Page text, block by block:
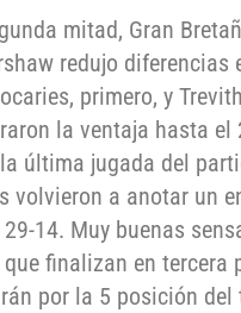
mitad, Gran
redujo diferencias
primero, y
la ventaja hasta el
última jugada del
volvieron a anotar un
14. Muy buenas
finalizan en tercera
por la 5 posición del